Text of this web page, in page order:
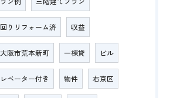
りリフォーム済 収益
阪市荒本新町 一棟貸 ビル
ベーター付き 物件 右京区